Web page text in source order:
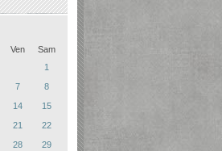
Ven
Sam
1
7
8
14
15
21
22
28 29